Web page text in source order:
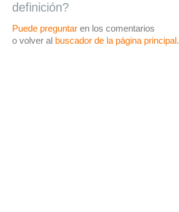
definición?
Puede preguntar en los comentarios
o volver al buscador de la página principal.